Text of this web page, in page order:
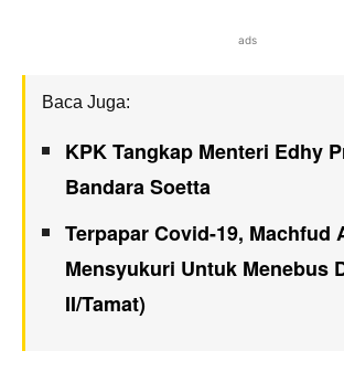
ads
Baca Juga:
KPK Tangkap Menteri Edhy
Bandara Soetta
Terpapar Covid-19, Machfud
Mensyukuri Untuk Menebus
II/Tamat)